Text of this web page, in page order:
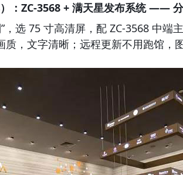
：ZC-3568 + 满天星发布系统 —— 分
，选 75 寸高清屏，配 ZC-3568 中端
质，文字清晰；远程更新不用跑馆